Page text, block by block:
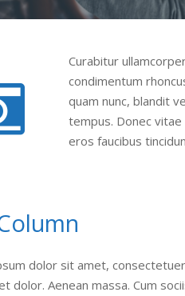
Curabitur
condimentum
quam nunc, blandit
tempus. Donec
eros faucibus
dolor sit amet,
dolor. Aenean massa. Cum